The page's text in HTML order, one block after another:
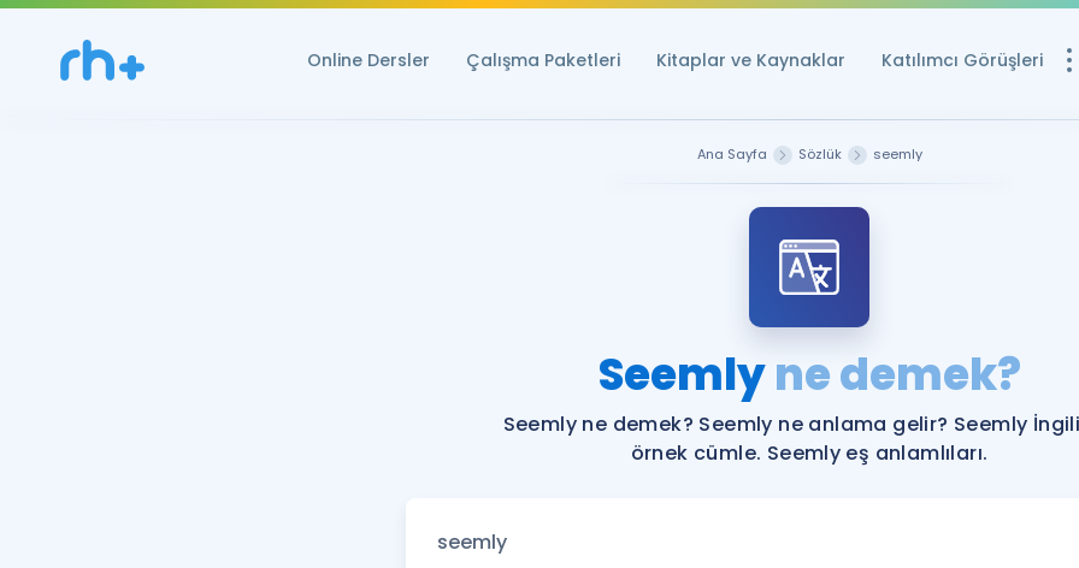
Online Dersler Çalışma Paketleri Kitaplar ve Kaynaklar Katılımcı Görüşleri
YDS ve YÖKDİL
Rehberlik Aracı
YDS ve YÖKDİL'e
Tüm ÖSYM
Ana Sayfa Sözlük seemly
Seemlyne demek?
Seemly ne demek? Seemly ne anlama gelir? Seemly
örnek cümle. Seemly eş anlamlıları.